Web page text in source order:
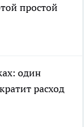
простой
один
расход